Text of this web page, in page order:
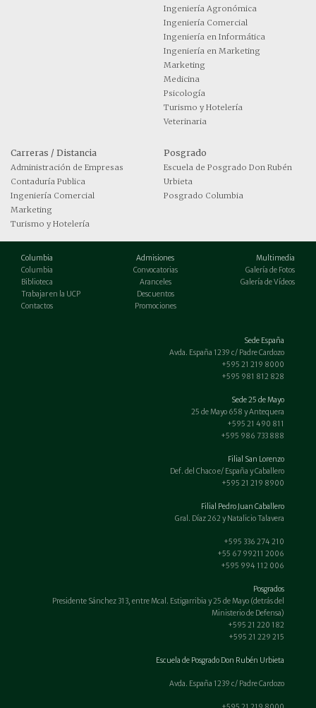
Ingeniería Agronómica
Ingeniería Comercial
Ingeniería en Informática
Ingeniería en Marketing
Marketing
Medicina
Psicología
Turismo y Hotelería
Veterinaria
Carreras / Distancia
Administración de Empresas
Contaduría Publica
Ingeniería Comercial
Marketing
Turismo y Hotelería
Posgrado
Escuela de Posgrado Don Rubén
Urbieta
Posgrado Columbia
Columbia
Columbia
Biblioteca
Trabajar en la UCP
Contactos
Admisiones
Convocatorias
Aranceles
Descuentos
Promociones
Multimedia
Galería de Fotos
Galería de Vídeos
Sede España
Avda. España 1239 c/ Padre Cardozo
+595 21 219 8000
+595 981 812 828
Sede 25 de Mayo
25 de Mayo 658 y Antequera
+595 21 490 811
+595 986 733 888
Filial San Lorenzo
Def. del Chaco e/ España y Caballero
+595 21 219 8900
Filial Pedro Juan Caballero
Gral. Díaz 262 y Natalicio Talavera
+595 336 274 210
+55 67 99211 2006
+595 994 112 006
Posgrados
Presidente Sánchez 313, entre Mcal. Estigarribia y 25 de Mayo (detrás del
Ministerio de Defensa)
+595 21 220 182
+595 21 229 215
Escuela de Posgrado Don Rubén Urbieta
Avda. España 1239 c/ Padre Cardozo